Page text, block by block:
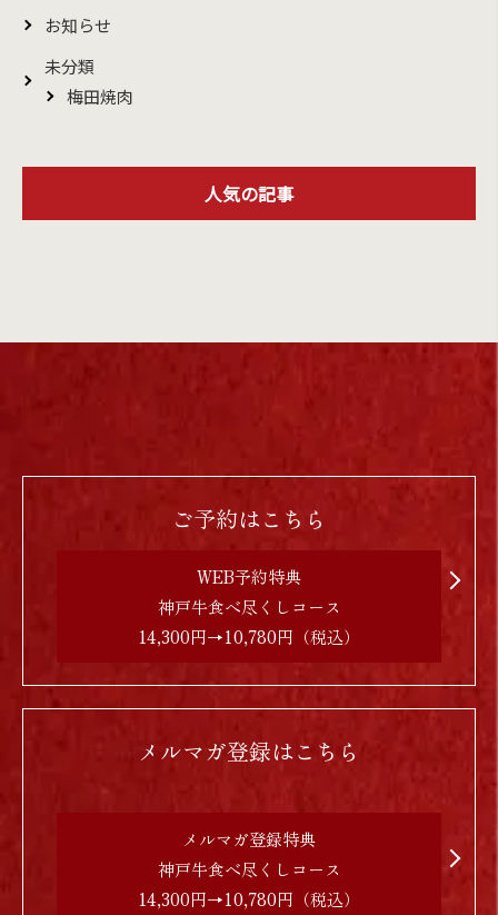
お知らせ
未分類
梅田焼肉
人気の記事
ご予約はこちら
WEB予約特典
神戸牛食べ尽くしコース
14,300円→10,780円（税込）
メルマガ登録はこちら
メルマガ登録特典
神戸牛食べ尽くしコース
14,300円→10,780円（税込）